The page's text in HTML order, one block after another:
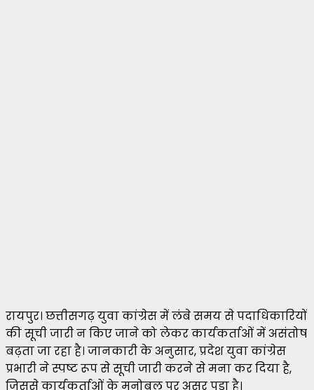
रायपुर। छत्तीसगढ़ युवा कांग्रेस में लंबे समय से पदाधिकारियों
की सूची जारी न किए जाने को लेकर कार्यकर्ताओं में असंतोष
बढ़ता जा रहा है। जानकारी के अनुसार, प्रदेश युवा कांग्रेस
प्रभारी ने स्पष्ट रूप से सूची जारी करने से मना कर दिया है,
जिससे कार्यकर्ताओं के मनोबल पर असर पड़ा है।